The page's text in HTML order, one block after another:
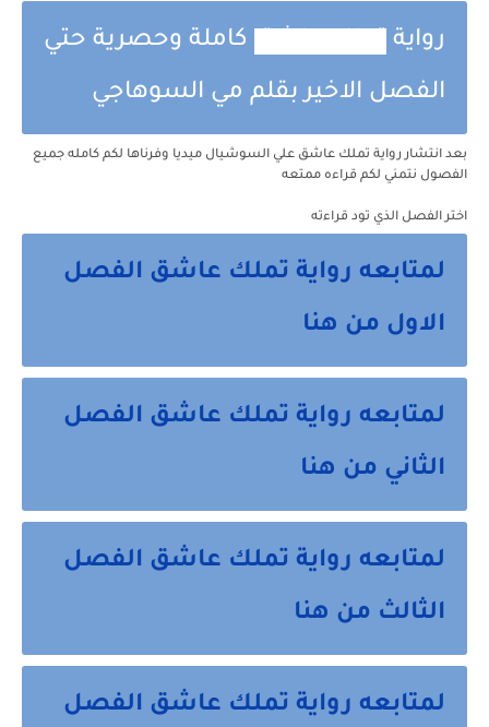
رواية
كاملة وحصرية حتي
الفصل الاخير بقلم مي السوهاجي
بعد انتشار رواية تملك عاشق علي السوشيال ميديا وفرناها لكم كامله جميع
الفصول نتمني لكم قراءه ممتعه
اختر الفصل الذي تود قراءته
لمتابعه رواية تملك عاشق الفصل
الاول من هنا
لمتابعه رواية تملك عاشق الفصل
الثاني من هنا
لمتابعه رواية تملك عاشق الفصل
الثالث من هنا
لمتابعه رواية تملك عاشق الفصل